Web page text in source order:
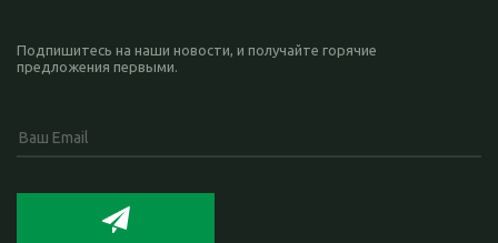
Подпишитесь на наши новости, и получайте горячие
предложения первыми.